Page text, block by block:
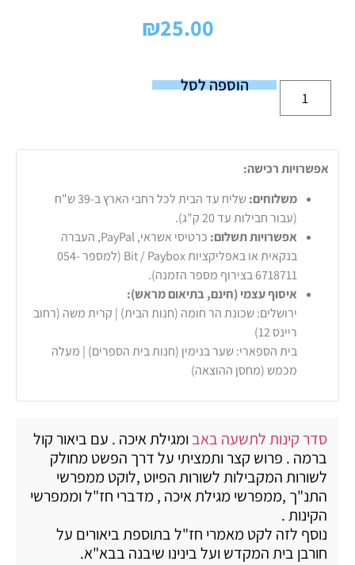
₪25.00
הוספה לסל
אפשרויות רכישה:
משלוחים:
שליח עד הבית לכל רחבי הארץ ב-39 ש"ח
(עבור חבילות עד 20 ק"ג).
אפשרויות תשלום:
כרטיסי אשראי, PayPal, העברה
בנקאית או באפליקציות Bit / Paybox (למספר 054-
6718711 בצירוף מספר הזמנה).
איסוף עצמי (חינם, בתיאום מראש):
ירושלים: שכונת הר חומה (חנות הבית) | קרית משה (רחוב
ריינס 12)
בית הספארי: שער בנימין (חנות בית הספרים) | מעלה
מכמש (מחסן ההוצאה)
סדר קינות לתשעה באבומגילת איכה . עם ביאור קול
ברמה . פרוש קצר ותמציתי על דרך הפשט מחולק
לשורות המקבילות לשורות הפיוט ,לוקט ממפרשי
התנ"ך ,ממפרשי מגילת איכה , מדברי חז"ל וממפרשי
הקינות .
נוסף לזה לקט מאמרי חז"ל בתוספת ביאורים על
חורבן בית המקדש ועל בינינו שיבנה בבא"א.